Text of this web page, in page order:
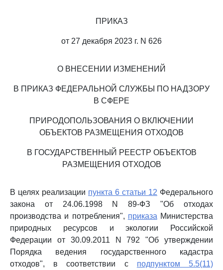
ПРИКАЗ
от 27 декабря 2023 г. N 626
О ВНЕСЕНИИ ИЗМЕНЕНИЙ
В ПРИКАЗ ФЕДЕРАЛЬНОЙ СЛУЖБЫ ПО НАДЗОРУ
В СФЕРЕ
ПРИРОДОПОЛЬЗОВАНИЯ О ВКЛЮЧЕНИИ
ОБЪЕКТОВ РАЗМЕЩЕНИЯ ОТХОДОВ
В ГОСУДАРСТВЕННЫЙ РЕЕСТР ОБЪЕКТОВ
РАЗМЕЩЕНИЯ ОТХОДОВ
В целях реализации пункта 6 статьи 12 Федерального
закона от 24.06.1998 N 89-ФЗ "Об отходах
производства и потребления", приказа Министерства
природных ресурсов и экологии Российской
Федерации от 30.09.2011 N 792 "Об утверждении
Порядка ведения государственного кадастра
отходов", в соответствии с подпунктом 5.5(11)